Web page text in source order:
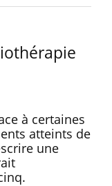
à certaines
atteints de
une